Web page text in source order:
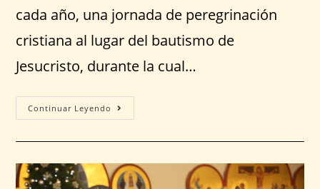
cada año, una jornada de peregrinación
cristiana al lugar del bautismo de
Jesucristo, durante la cual…
Continuar Leyendo